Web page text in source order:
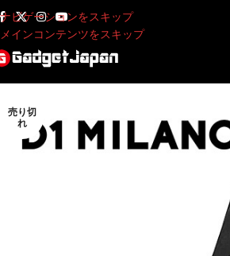
ナビゲーションをスキップ
メインコンテンツをスキップ
売り切
れ